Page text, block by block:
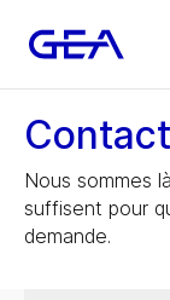
Nous sommes
suffisent pour
demande.